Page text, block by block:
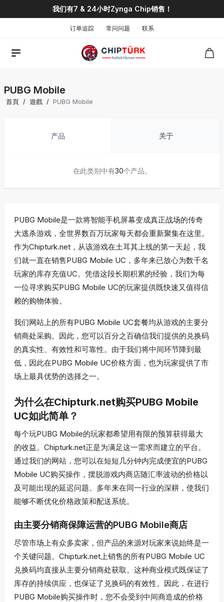
我们有7 & 24小时Zynga Chip销售！
订单追踪 常问问题 联系
PUBG Mobile
首頁 / 遊戲 / PUBG Mobile
产品 关于
在此类别中有30个产品。
PUBG Mobile是一款将智能手机屏幕变成真正战场的传奇
大逃杀游戏，全世界数百万玩家每天都会重新聚集在这里。
作为Chipturk.net，从该游戏在土耳其上线的第一天起，我
们就一直在销售PUBG Mobile UC，多年来已放心为数千名
玩家的库存充值UC。凭借这段长期积累的经验，我们为每
一位寻求购买PUBG Mobile UC的玩家提供既快速又值得信
赖的购物体验。
我们网站上的所有PUBG Mobile UC套餐均从游戏的主要分
销商处采购。因此，您可以百分之百确信我们提供的兑换码
的真实性、有效性和可靠性。由于我们将中间环节降到最
低，因此在PUBG Mobile UC价格方面，也为玩家提供了市
场上最具优势的选择之一。
为什么在Chipturk.net购买PUBG Mobile
UC如此简单？
每个玩PUBG Mobile的玩家都希望用有限的预算获得最大
的收益。Chipturk.net正是为满足这一需求而建立的平台。
通过我们的网站，您可以在短短几分钟内完成便宜的PUBG
Mobile UC购买操作，摆脱游戏内商店随汇率波动的价格以
及可能出现的延迟问题。多年来在同一行业的深耕，使我们
能够不断优化价格政策和配送系统。
由主要分销商保障运营的PUBG Mobile商店
尽管市场上有众多卖家，但产品的来源对玩家来说始终是一
个关键问题。Chipturk.net上销售的所有PUBG Mobile UC
兑换码均直接从主要分销商处获取。这种商业模式既保证了
库存的持续供应，也保证了兑换码的有效性。因此，在进行
PUBG Mobile购买操作时，您不会受到中间商造成的价格